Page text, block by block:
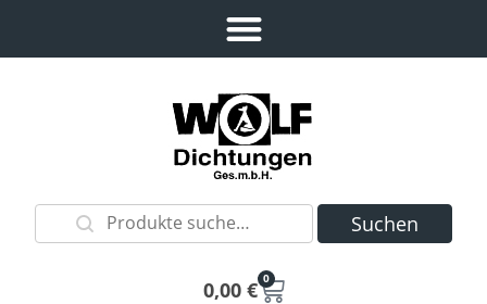
Suchen
0,00 € 0